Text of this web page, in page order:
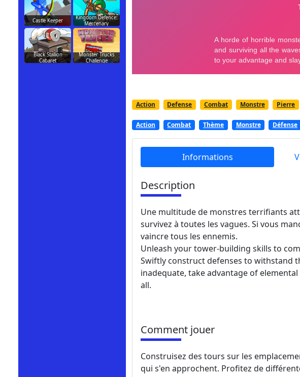
Action Defense Combat Monstre Pierre
Action Combat Thème Monstre Défense
Informations
Description
Une multitude de monstres terrifiants
survivez à toutes les vagues. Si vous
vaincre tous les ennemis.
Unleash your tower-building skills to
Swiftly construct defenses to withstand
inadequate, take advantage of
all.
Comment jouer
Construisez des tours sur les
qui s'en approchent. Profitez de
Castle Keeper
Kingdom Defence:
Mercenary
Black Stallion
Cabaret
Monster Trucks
Challenge